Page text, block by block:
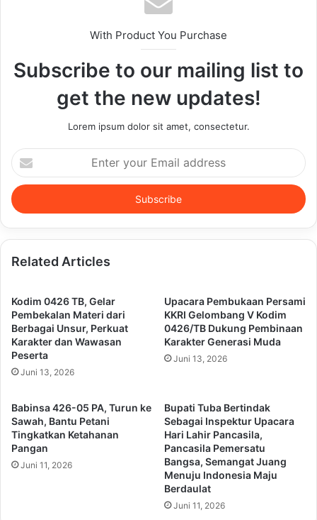
With Product You Purchase
Subscribe to our mailing list to
get the new updates!
Lorem ipsum dolor sit amet, consectetur.
Enter
your
Email
address
Related Articles
Kodim 0426 TB, Gelar
Pembekalan Materi dari
Berbagai Unsur, Perkuat
Karakter dan Wawasan
Peserta
Juni 13, 2026
Upacara Pembukaan Persami
KKRI Gelombang V Kodim
0426/TB Dukung Pembinaan
Karakter Generasi Muda
Juni 13, 2026
Babinsa 426-05 PA, Turun ke
Sawah, Bantu Petani
Tingkatkan Ketahanan
Pangan
Juni 11, 2026
Bupati Tuba Bertindak
Sebagai Inspektur Upacara
Hari Lahir Pancasila,
Pancasila Pemersatu
Bangsa, Semangat Juang
Menuju Indonesia Maju
Berdaulat
Juni 11, 2026